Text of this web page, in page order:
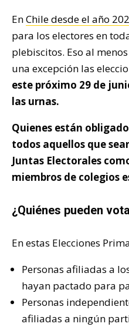
EnChile desde el año
para los electores en
plebiscitos. Eso al
una excepción las
este próximo 29 de
las urnas.
Quienes están
todos aquellos que
Juntas Electorales
miembros de colegios
¿Quiénes pueden
En estas Elecciones
Personas afiliadas a
hayan pactado para
Personas
afiliadas a ningún